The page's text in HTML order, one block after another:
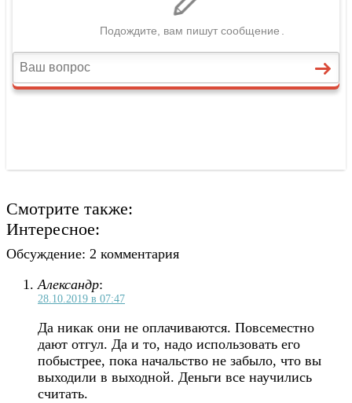
Смотрите также:
Интересное:
Обсуждение: 2 комментария
Александр:
28.10.2019 в 07:47
Да никак они не оплачиваются. Повсеместно
дают отгул. Да и то, надо использовать его
побыстрее, пока начальство не забыло, что вы
выходили в выходной. Деньги все научились
считать.